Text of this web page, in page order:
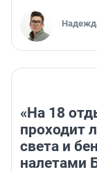
«На 18
проходит
света и
налетами